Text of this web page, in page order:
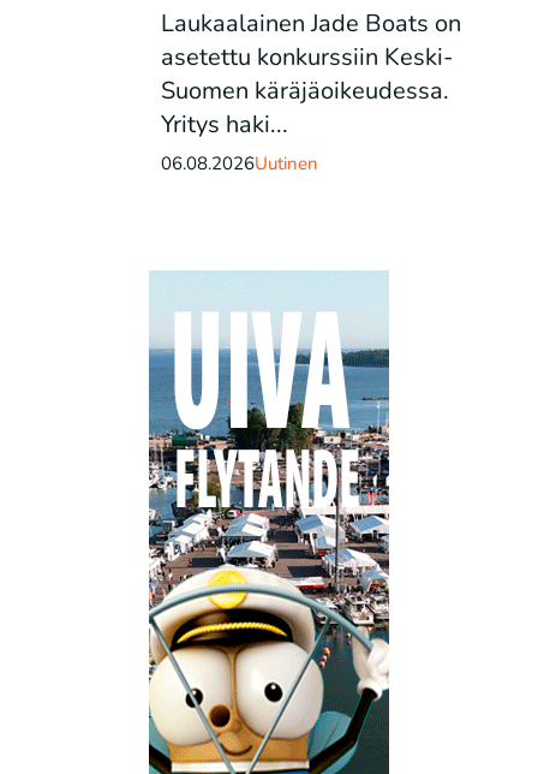
Laukaalainen Jade Boats on
asetettu konkurssiin Keski-
Suomen käräjäoikeudessa.
Yritys haki...
06.08.2026Uutinen